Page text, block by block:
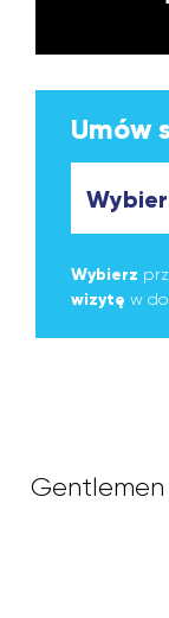
Umów
Wybierz
wizytę w
Gentlemen